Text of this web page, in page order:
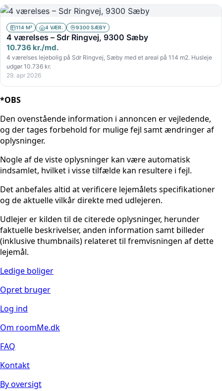
114 M² 4 VÆR. 9300 SÆBY
4 værelses – Sdr Ringvej, 9300 Sæby
10.736 kr./md.
4 værelses lejebolig på Sdr Ringvej, Sæby med et areal på 114 m2. Husleje
udgør 10.736 kr.
29. apr 2026
*OBS
Den ovenstående information i annoncen er vejledende,
og der tages forbehold for mulige fejl samt ændringer af
oplysninger.
Nogle af de viste oplysninger kan være automatisk
indsamlet, hvilket i visse tilfælde kan resultere i fejl.
Det anbefales altid at verificere lejemålets specifikationer
og de aktuelle vilkår direkte med udlejeren.
Udlejer er kilden til de citerede oplysninger, herunder
faktuelle beskrivelser, anden information samt billeder
(inklusive thumbnails) relateret til fremvisningen af dette
lejemål.
Ledige boliger
Opret bruger
Log ind
Om roomMe.dk
FAQ
Kontakt
By oversigt